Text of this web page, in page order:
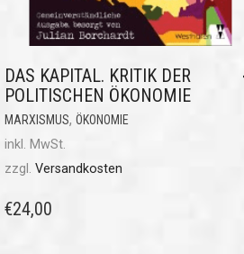
DAS KAPITAL. KRITIK DER
POLITISCHEN ÖKONOMIE
MARXISMUS, ÖKONOMIE
inkl. MwSt.
zzgl. Versandkosten
€24,00